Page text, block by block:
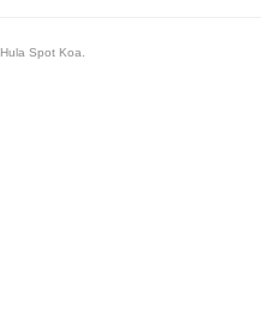
Hula Spot Koa